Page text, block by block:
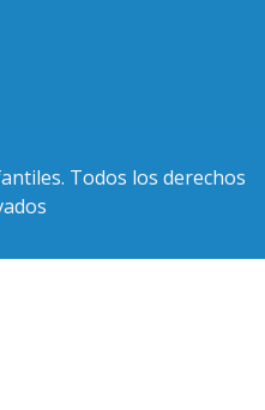
Todos los derechos